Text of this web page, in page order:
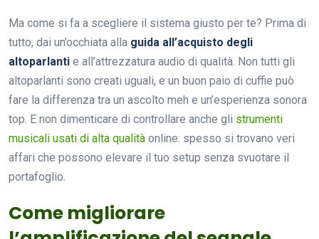
Ma come si fa a scegliere il sistema giusto per te? Prima di
tutto, dai un’occhiata alla guida all’acquisto degli
altoparlanti e all’attrezzatura audio di qualità. Non tutti gli
altoparlanti sono creati uguali, e un buon paio di cuffie può
fare la differenza tra un ascolto meh e un’esperienza sonora
top. E non dimenticare di controllare anche gli strumenti
musicali usati di alta qualità online: spesso si trovano veri
affari che possono elevare il tuo setup senza svuotare il
portafoglio.
Come migliorare